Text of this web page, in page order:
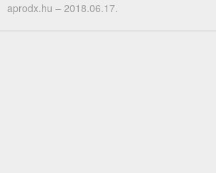
aprodx.hu – 2018.06.17.